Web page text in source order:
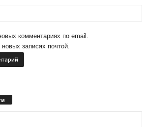
комментариях по email.
записях почтой.